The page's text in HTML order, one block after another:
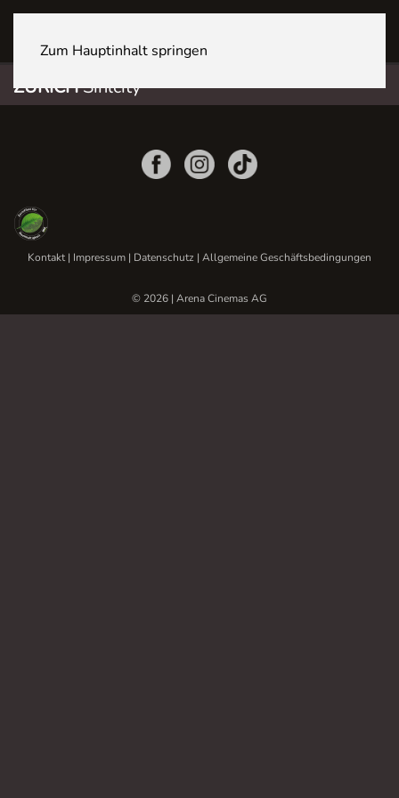
Zum Hauptinhalt springen
ZÜRICHSihlcity
Kontakt| Impressum | Datenschutz | Allgemeine Geschäftsbedingungen
© 2026 | Arena Cinemas AG